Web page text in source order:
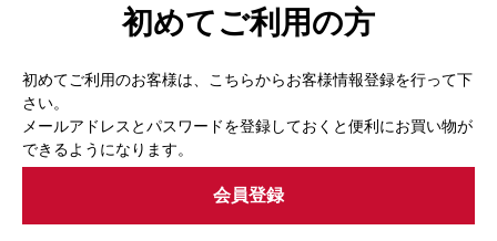
初めてご利用の方
初めてご利用のお客様は、こちらからお客様情報登録を行って下
さい。
メールアドレスとパスワードを登録しておくと便利にお買い物が
できるようになります。